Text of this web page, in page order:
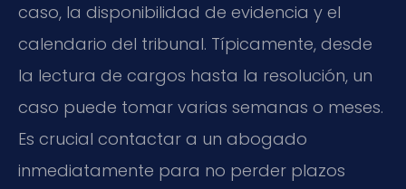
caso, la disponibilidad de evidencia y el
calendario del tribunal. Típicamente, desde
la lectura de cargos hasta la resolución, un
caso puede tomar varias semanas o meses.
Es crucial contactar a un abogado
inmediatamente para no perder plazos